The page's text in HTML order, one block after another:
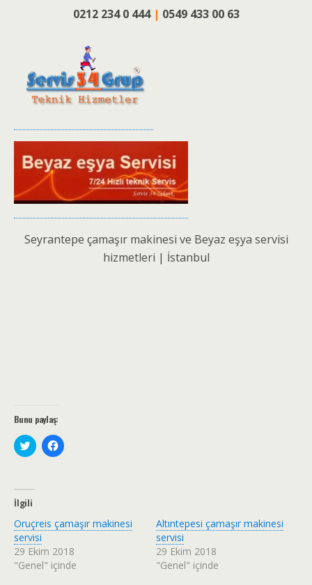
0212 234 0 444 | 0549 433 00 63
Seyrantepe çamaşır makinesi ve Beyaz eşya servisi
hizmetleri | İstanbul
Bunu paylaş:
T
w
e
r
ü
e
r
i
n
d
e
F
a
t
a
a
y
l
İlgili
Oruçreis çamaşır makinesi
servisi
29 Ekim 2018
"Genel" içinde
Altıntepesi çamaşır makinesi
servisi
29 Ekim 2018
"Genel" içinde